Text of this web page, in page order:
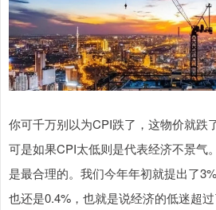
你可千万别以为CPI跌了，这物价就跌
可是如果CPI太低则是代表经济不景气
是最合理的。我们今年年初就提出了
也还是0.4%，也就是说经济的低迷超过